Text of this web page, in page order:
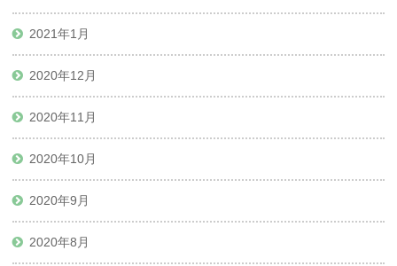
2021年1月
2020年12月
2020年11月
2020年10月
2020年9月
2020年8月